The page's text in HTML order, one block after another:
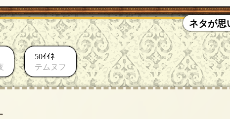
ネタが思
50ｲｲﾈ
テムヌフ